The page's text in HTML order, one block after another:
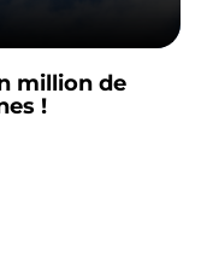
million de
!